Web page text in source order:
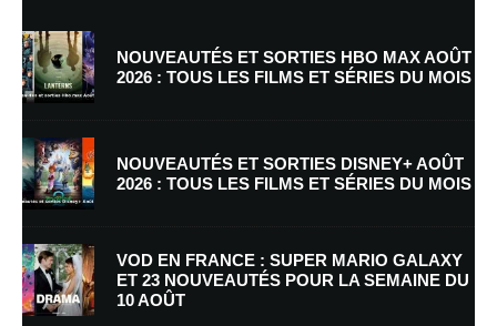
E-mail*
NOUVEAUTÉS ET SORTIES HBO MAX AOÛT
2026 : TOUS LES FILMS ET SÉRIES DU MOIS
NOUVEAUTÉS ET SORTIES DISNEY+ AOÛT
2026 : TOUS LES FILMS ET SÉRIES DU MOIS
VOD EN FRANCE : SUPER MARIO GALAXY
ET 23 NOUVEAUTÉS POUR LA SEMAINE DU
10 AOÛT